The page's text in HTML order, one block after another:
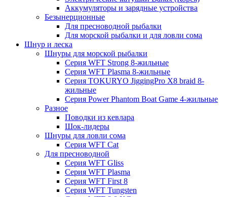
Аккумуляторы и зарядные устройства
Безынерционные
Для пресноводной рыбалки
Для морской рыбалки и для ловли сома
Шнур и леска
Шнуры для морской рыбалки
Серия WFT Strong 8-жильные
Серия WFT Plasma 8-жильные
Серия TOKURYO JiggingPro X8 braid 8-
жильные
Серия Power Phantom Boat Game 4-жильные
Разное
Поводки из кевлара
Шок-лидеры
Шнуры для ловли сома
Серия WFT Cat
Для пресноводной
Серия WFT Gliss
Серия WFT Plasma
Серия WFT First 8
Серия WFT Tungsten